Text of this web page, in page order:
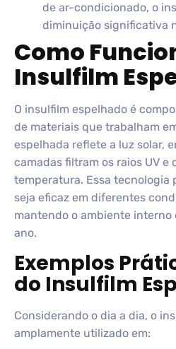
de ar-condicionado, o
diminuição significativa
Como
Insulfilm
O insulfilm espelhado é
de materiais que trabalham
espelhada reflete a luz solar,
camadas filtram os raios UV e
temperatura. Essa tecnologia
seja eficaz em diferentes
mantendo o ambiente
ano.
Exemplos
do Insulfilm
Considerando o dia a dia, o
amplamente utilizado em: